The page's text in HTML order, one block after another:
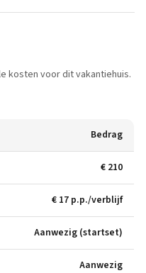
kosten voor dit vakantiehuis.
Bedrag
€ 210
€ 17 p.p./verblijf
Aanwezig (startset)
Aanwezig